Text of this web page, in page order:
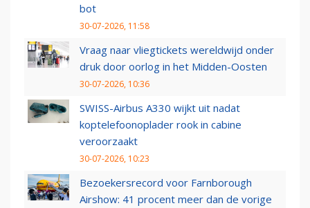
bot
30-07-2026, 11:58
Vraag naar vliegtickets wereldwijd onder
druk door oorlog in het Midden-Oosten
30-07-2026, 10:36
SWISS-Airbus A330 wijkt uit nadat
koptelefoonoplader rook in cabine
veroorzaakt
30-07-2026, 10:23
Bezoekersrecord voor Farnborough
Airshow: 41 procent meer dan de vorige